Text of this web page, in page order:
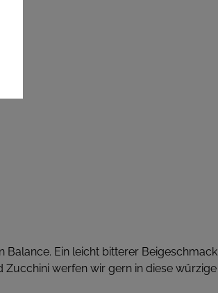
Balance. Ein leicht bitterer Beigeschmack
Zucchini werfen wir gern in diese würzige